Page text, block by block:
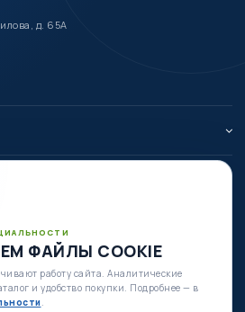
д. 65А
ФАЙЛЫ COOKIE
работу сайта. Аналитические
и удобство покупки. Подробнее — в
.